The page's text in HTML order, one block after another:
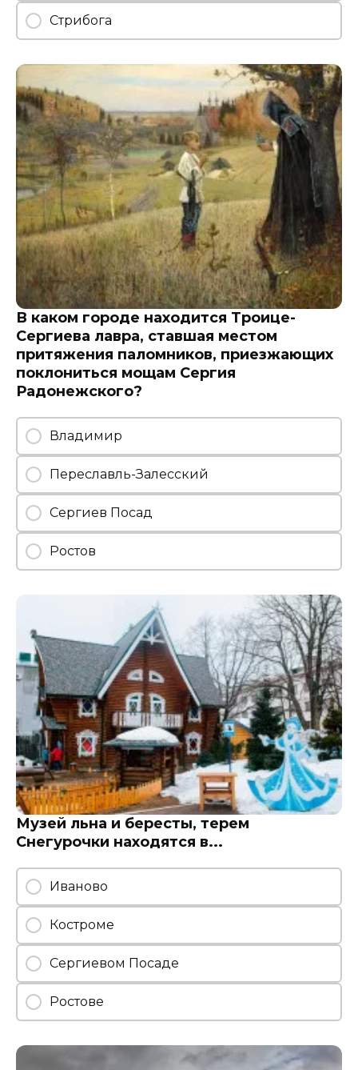
Стрибога
В каком городе находится Троице-
Сергиева лавра, ставшая местом
притяжения паломников, приезжающих
поклониться мощам Сергия
Радонежского?
Владимир
Переславль-Залесский
Сергиев Посад
Ростов
Музей льна и бересты, терем
Снегурочки находятся в...
Иваново
Костроме
Сергиевом Посаде
Ростове